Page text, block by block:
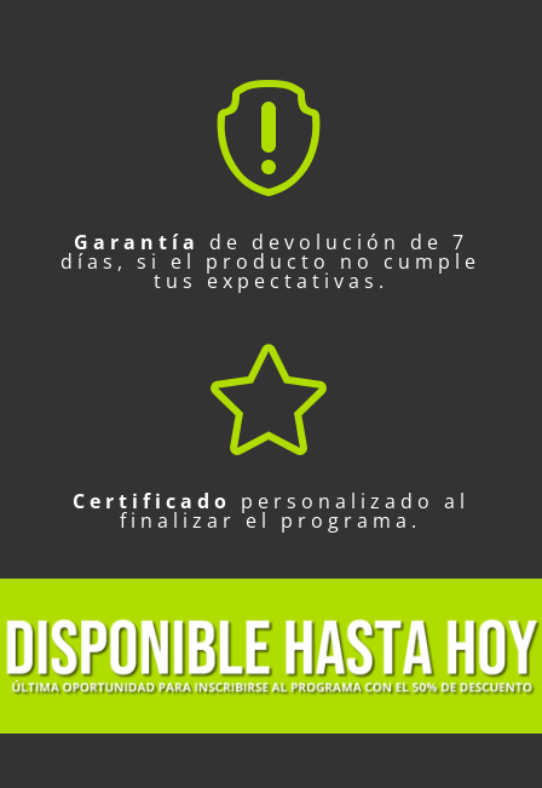

Garantía de devolución de 7
días, si el producto no cumple
tus expectativas.

Certificado personalizado al
finalizar el programa.